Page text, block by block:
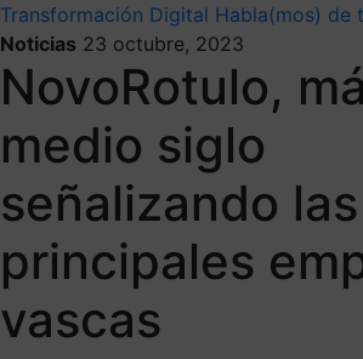
Transformación Digital Habla(mos) de
Noticias 23 octubre, 2023
NovoRotulo,
medio siglo
señalizando las
principales
vascas